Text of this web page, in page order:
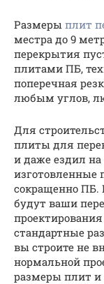
Размеры плит
местра до 9
перекрытия
плитами ПБ,
поперечная
любым углов,
Для
плиты для
и даже ездил
изготовленные
сокращенно ПБ.
будут ваши
стандартные
вы строите не
нормальной
размеры плит и